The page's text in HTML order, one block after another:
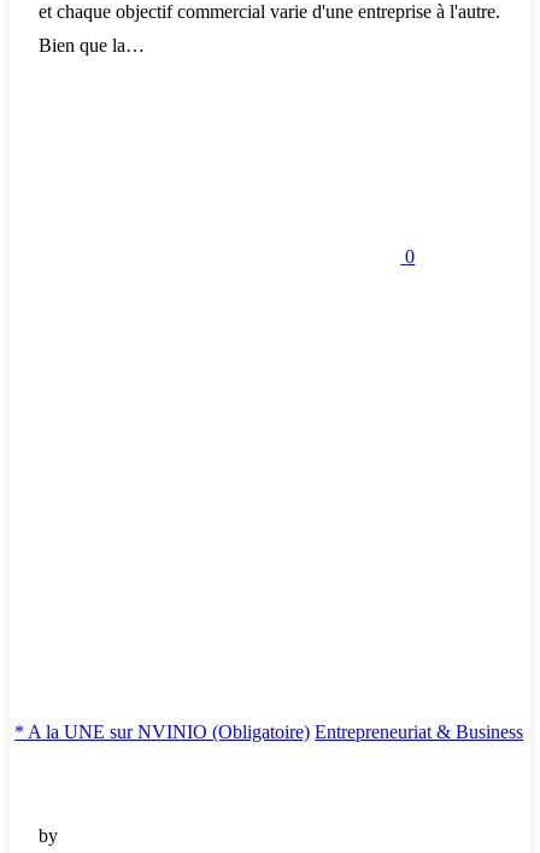
et chaque objectif commercial varie d'une entreprise à l'autre.
Bien que la…
0
* A la UNE sur NVINIO (Obligatoire) Entrepreneuriat & Business
by